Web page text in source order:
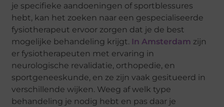
je specifieke aandoeningen of sportblessures
hebt, kan het zoeken naar een gespecialiseerde
fysiotherapeut ervoor zorgen dat je de best
mogelijke behandeling krijgt. In Amsterdam zijn
er fysiotherapeuten met ervaring in
neurologische revalidatie, orthopedie, en
sportgeneeskunde, en ze zijn vaak gesitueerd in
verschillende wijken. Weeg af welk type
behandeling je nodig hebt en pas daar je